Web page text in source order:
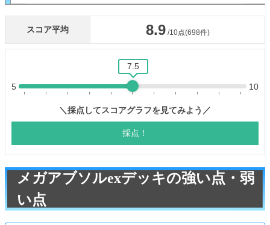
メガアブソルexデッキの強い点・弱
い点